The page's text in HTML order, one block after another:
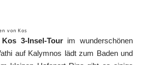
von Kos
Kos 3-Insel-Tourim wunderschönen
auf Kalymnos lädt zum Baden und